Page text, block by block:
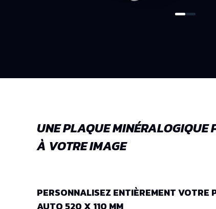
UNE PLAQUE MINÉRALOGIQUE
À VOTRE IMAGE
PERSONNALISEZ ENTIÈREMENT VOTRE
AUTO 520 X 110 MM